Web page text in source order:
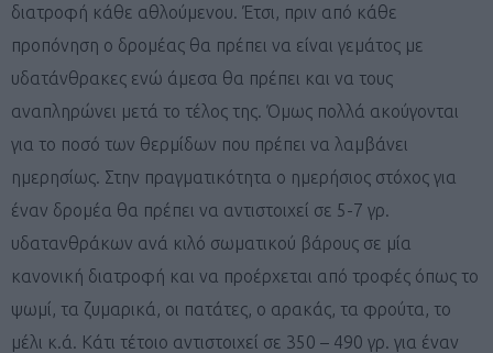
διατροφή κάθε αθλούμενου. Έτσι, πριν από κάθε
προπόνηση ο δρομέας θα πρέπει να είναι γεμάτος με
υδατάνθρακες ενώ άμεσα θα πρέπει και να τους
αναπληρώνει μετά το τέλος της. Όμως πολλά ακούγονται
για το ποσό των θερμίδων που πρέπει να λαμβάνει
ημερησίως. Στην πραγματικότητα ο ημερήσιος στόχος για
έναν δρομέα θα πρέπει να αντιστοιχεί σε 5-7 γρ.
υδατανθράκων ανά κιλό σωματικού βάρους σε μία
κανονική διατροφή και να προέρχεται από τροφές όπως το
ψωμί, τα ζυμαρικά, οι πατάτες, ο αρακάς, τα φρούτα, το
μέλι κ.ά. Κάτι τέτοιο αντιστοιχεί σε 350 – 490 γρ. για έναν